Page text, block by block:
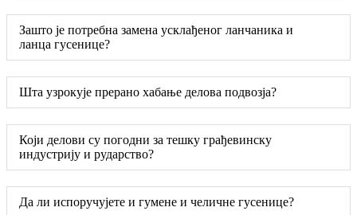
Зашто је потребна замена усклађеног ланчаника и
ланца гусенице?
Шта узрокује прерано хабање делова подвозја?
Који делови су погодни за тешку грађевинску
индустрију и рударство?
Да ли испоручујете и гумене и челичне гусенице?